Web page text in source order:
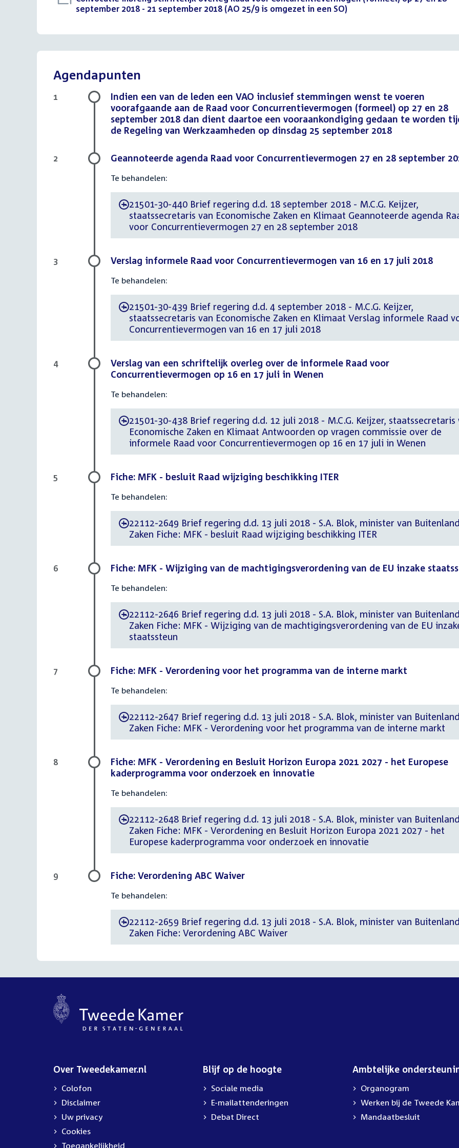
bestand:
september 2018 - 21 september 2018 (AO 25/9 is omgezet in een SO)
Agendapunten
Indien een van de leden een VAO inclusief stemmingen wenst te voeren
voorafgaande aan de Raad voor Concurrentievermogen (formeel) op 27 en 28
september 2018 dan dient daartoe een vooraankondiging gedaan te worden
de Regeling van Werkzaamheden op dinsdag 25 september 2018
1
Geannoteerde agenda Raad voor Concurrentievermogen 27 en 28 september
Te behandelen:
-21501-30-440 Brief regering d.d. 18 september 2018 - M.C.G. Keijzer,
staatssecretaris van Economische Zaken en Klimaat Geannoteerde agenda
voor Concurrentievermogen 27 en 28 september 2018
2
Verslag informele Raad voor Concurrentievermogen van 16 en 17 juli 2018
Te behandelen:
-21501-30-439 Brief regering d.d. 4 september 2018 - M.C.G. Keijzer,
staatssecretaris van Economische Zaken en Klimaat Verslag informele Raad
Concurrentievermogen van 16 en 17 juli 2018
3
Verslag van een schriftelijk overleg over de informele Raad voor
Concurrentievermogen op 16 en 17 juli in Wenen
Te behandelen:
-21501-30-438 Brief regering d.d. 12 juli 2018 - M.C.G. Keijzer, staatssecretaris
Economische Zaken en Klimaat Antwoorden op vragen commissie over de
informele Raad voor Concurrentievermogen op 16 en 17 juli in Wenen
4
Fiche: MFK - besluit Raad wijziging beschikking ITER
Te behandelen:
-22112-2649 Brief regering d.d. 13 juli 2018 - S.A. Blok, minister van
Zaken Fiche: MFK - besluit Raad wijziging beschikking ITER
5
Fiche: MFK - Wijziging van de machtigingsverordening van de EU inzake
Te behandelen:
-22112-2646 Brief regering d.d. 13 juli 2018 - S.A. Blok, minister van
Zaken Fiche: MFK - Wijziging van de machtigingsverordening van de EU
staatssteun
6
Fiche: MFK - Verordening voor het programma van de interne markt
Te behandelen:
-22112-2647 Brief regering d.d. 13 juli 2018 - S.A. Blok, minister van
Zaken Fiche: MFK - Verordening voor het programma van de interne markt
7
Fiche: MFK - Verordening en Besluit Horizon Europa 2021 2027 - het Europese
kaderprogramma voor onderzoek en innovatie
Te behandelen:
-22112-2648 Brief regering d.d. 13 juli 2018 - S.A. Blok, minister van
Zaken Fiche: MFK - Verordening en Besluit Horizon Europa 2021 2027 - het
Europese kaderprogramma voor onderzoek en innovatie
8
Fiche: Verordening ABC Waiver
Te behandelen:
-22112-2659 Brief regering d.d. 13 juli 2018 - S.A. Blok, minister van
Zaken Fiche: Verordening ABC Waiver
9
Over Tweedekamer.nl
Colofon
Disclaimer
Uw privacy
Cookies
Toegankelijkheid
Blijf op de hoogte
Sociale media
E-mailattenderingen
Debat Direct
Ambtelijke
Organogram
External
link:
Werken bij de Tweede
Mandaatbesluit